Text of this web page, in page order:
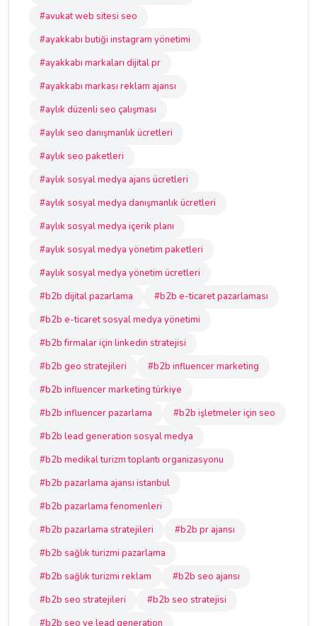
#avukat web sitesi seo
#ayakkabı butiği instagram yönetimi
#ayakkabı markaları dijital pr
#ayakkabı markası reklam ajansı
#aylık düzenli seo çalışması
#aylık seo danışmanlık ücretleri
#aylık seo paketleri
#aylık sosyal medya ajans ücretleri
#aylık sosyal medya danışmanlık ücretleri
#aylık sosyal medya içerik planı
#aylık sosyal medya yönetim paketleri
#aylık sosyal medya yönetim ücretleri
#b2b dijital pazarlama
#b2b e-ticaret pazarlaması
#b2b e-ticaret sosyal medya yönetimi
#b2b firmalar için linkedin stratejisi
#b2b geo stratejileri
#b2b influencer marketing
#b2b influencer marketing türkiye
#b2b influencer pazarlama
#b2b işletmeler için seo
#b2b lead generation sosyal medya
#b2b medikal turizm toplantı organizasyonu
#b2b pazarlama ajansı istanbul
#b2b pazarlama fenomenleri
#b2b pazarlama stratejileri
#b2b pr ajansı
#b2b sağlık turizmi pazarlama
#b2b sağlık turizmi reklam
#b2b seo ajansı
#b2b seo stratejileri
#b2b seo stratejisi
#b2b seo ve lead generation